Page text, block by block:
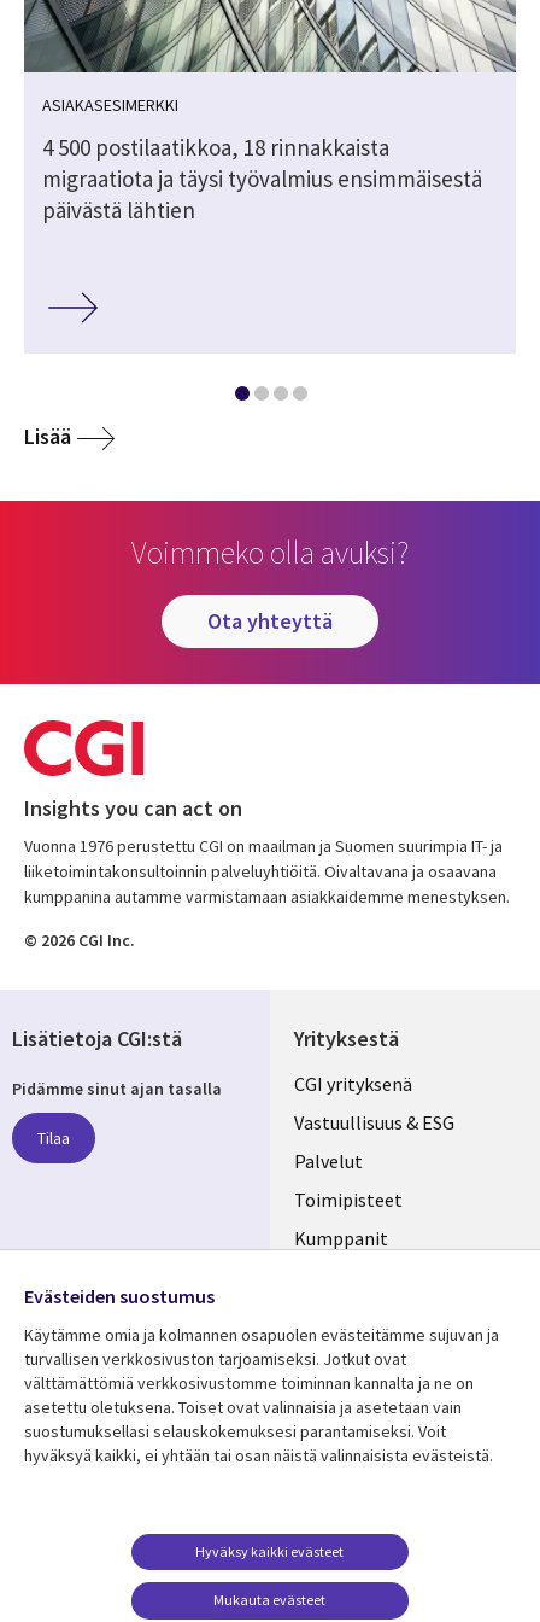
ASIAKASESIMERKKI
4 500 postilaatikkoa, 18 rinnakkaista
migraatiota ja täysi työvalmius ensimmäisestä
päivästä lähtien
Lisää
Voimmeko olla avuksi?
ota yhteyttä
Insights you can act on
Vuonna 1976 perustettu CGI on maailman ja Suomen suurimpia IT- ja
liiketoimintakonsultoinnin palveluyhtiöitä. Oivaltavana ja osaavana
kumppanina autamme varmistamaan asiakkaidemme menestyksen.
© 2026 CGI Inc.
Yrityksestä
Useful
links
FINLAND
CGI yrityksenä
Vastuullisuus & ESG
Palvelut
Toimipisteet
Kumppanit
Resurssikeskus
Library
FINLAND
Asiakastarinat
Lisätietoa
Legal
Tietosuoja
Käyttöehdot
Yhteystiedot
Lisätietoja CGI:stä
Pidämme sinut ajan tasalla
Tilaa
Media
FINLAND
Evästeiden suostumus
Käytämme omia ja kolmannen osapuolen evästeitämme sujuvan ja
turvallisen verkkosivuston tarjoamiseksi. Jotkut ovat
välttämättömiä verkkosivustomme toiminnan kannalta ja ne on
asetettu oletuksena. Toiset ovat valinnaisia ​​ja asetetaan vain
suostumuksellasi selauskokemuksesi parantamiseksi. Voit
hyväksyä kaikki, ei yhtään tai osan näistä valinnaisista evästeistä.
Mukauta evästeet
Hyväksy kaikki evästeet